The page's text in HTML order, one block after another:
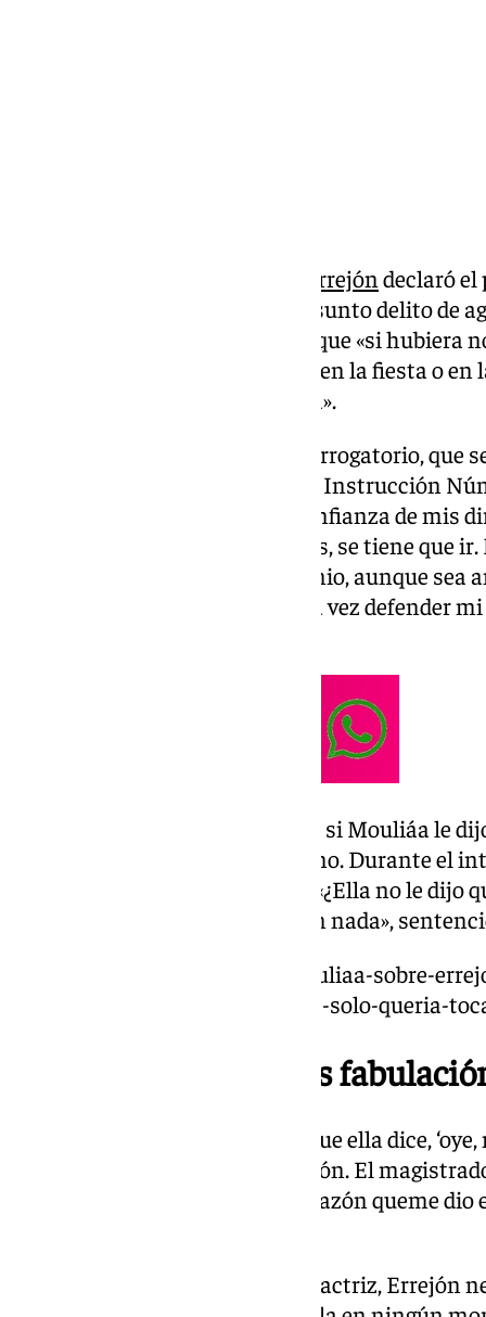
Íñigo Errejón declaró el
juez que le investiga por un presunto delito de
Mouliáa. Errejón ha asegurado que «si
el bar, en el taxi, en el ascensor, en la fiesta o
propuesto que se fuese a la casa».
Así consta en el vídeo de su interrogatorio, que
tenido en la sede del Juzgado de Instrucción
más de media hora. «Perdí la confianza de mis
y pierde la confianza de sus jefes, se tiene que
que defiende cualquier testimonio, aunque sea
portavoz de un espacio así y a la vez defender
la Fiscalía le preguntó a Errejón si Mouliáa le
rápido», a lo que respondió que no. Durante el
en el episodio de la habitación. «¿Ella no le
con la luz?». «Ni con la luz ni con nada»,
https://www.101tv.es/elisa-mouliaa-sobre-
encontre-con-una-persona-que-solo-queria-
¿Lo del ‘solo sí es sí’ es
«La prueba es que la única vez que ella dice,
pro mi hija’, se va», explicó Errejón. El
es sí’ era una «fabulación». «La razón queme
A preguntas de la abogada de la actriz, Errejón